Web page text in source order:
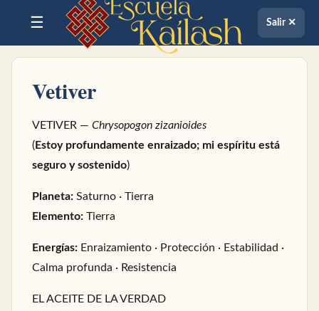
☰ Salir ✕
Vetiver
VETIVER — Chrysopogon zizanioides
(Estoy profundamente enraizado; mi espíritu está
seguro y sostenido)
Planeta: Saturno · Tierra
Elemento: Tierra
Energías: Enraizamiento · Protección · Estabilidad ·
Calma profunda · Resistencia
EL ACEITE DE LA VERDAD